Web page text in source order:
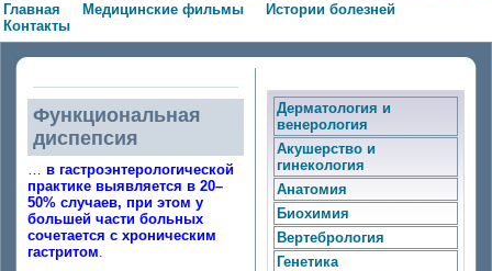
Главная Медицинские фильмы
Истории болезней
Контакты
Функциональная
диспепсия
… в гастроэнтерологической
практике выявляется в 20–
50% случаев, при этом у
большей части больных
сочетается с хроническим
гастритом.
Дерматология и
венерология
Акушерство и
гинекология
Анатомия
Биохимия
Вертебрология
Генетика